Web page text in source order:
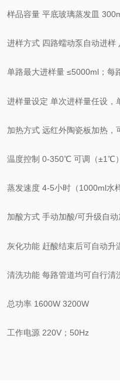
样品容量 平底玻璃蒸发皿
进样方式 四路蠕动泵自动进样
单路最大进样量 ≤5000ml；每
进样量设定 单次进样量任设，
加热方式 远红外陶瓷板加热，
温度控制 0-350℃ 可调（±1℃）
蒸发速度 4-5小时（1000ml水
加酸方式 手动加酸/可升级自动
灰化功能 赶酸结束后可自动
清洗功能 每路管道均可自行清
总功率 1600W 3200W
工作电源 220V；50Hz